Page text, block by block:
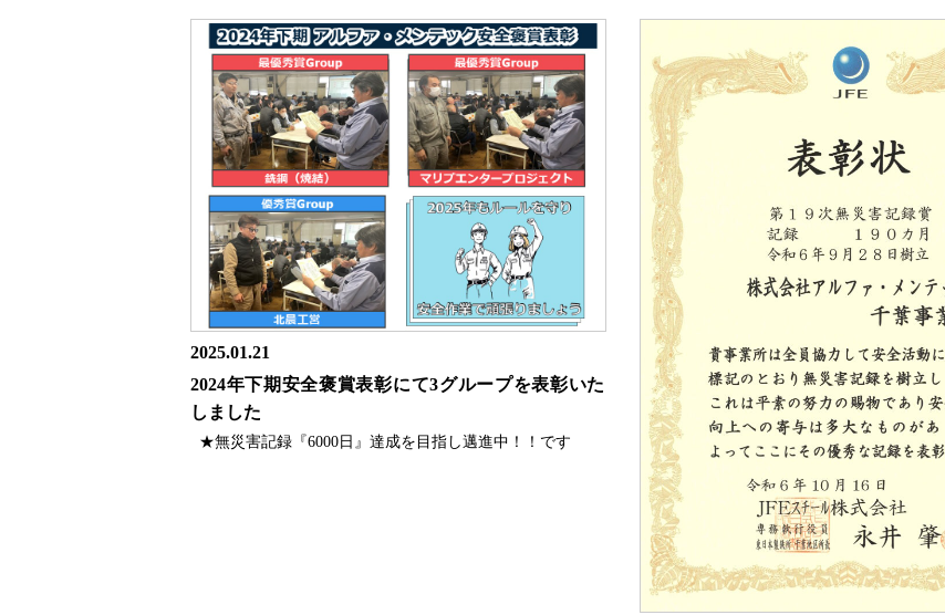
2025.01.21
2024年下期安全褒賞表彰にて3グループを表彰いた
しました
★無災害記録『6000日』達成を目指し邁進中！！です